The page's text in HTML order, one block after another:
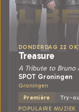
DONDERDAG 22
Treasure
A Tribute to Bruno
SPOT Groningen
Groningen
Première
Try-
POPULAIRE MUZIEK